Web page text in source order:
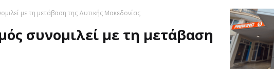
με τη μετάβαση της Δυτικής Μακεδονίας
συνομιλεί με τη μετάβαση